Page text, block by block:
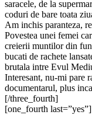
saracele, de la
coduri de bare toata
Am inchis paranteza,
Povestea unei femei
creierii muntilor din
bucati de rachete
brutala intre Evul
Interesant, nu-mi pare
documentarul, plus
[/three_fourth]
[one_fourth last=”yes”]